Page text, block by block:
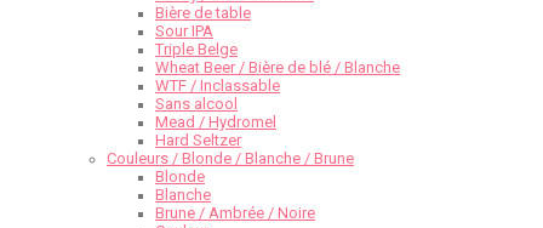
Bière de table
Sour IPA
Triple Belge
Wheat Beer / Bière de blé / Blanche
WTF / Inclassable
Sans alcool
Mead / Hydromel
Hard Seltzer
Couleurs / Blonde / Blanche / Brune
Blonde
Blanche
Brune / Ambrée / Noire